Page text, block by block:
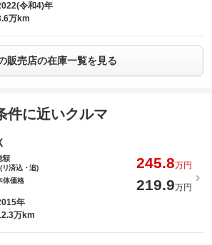
令和4)年
万km
販売店の在庫一覧を見る
件に近いクルマ
額
リ済込・追)
245.8万円
体価格
219.9万円
年
万km